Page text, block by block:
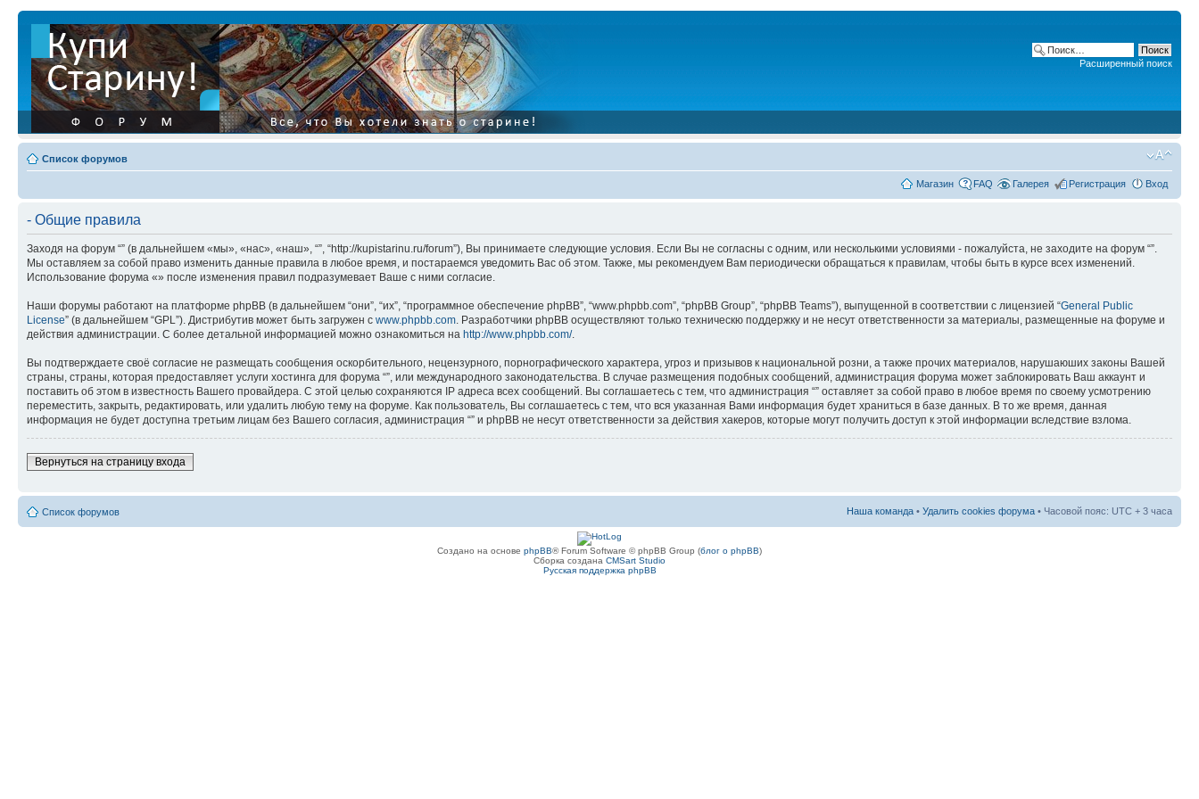
Расширенный поиск
Список форумов
Магазин FAQ Галерея Регистрация Вход
- Общие правила
Заходя на форум “” (в дальнейшем «мы», «нас», «наш», “”, “http://kupistarinu.ru/forum”), Вы принимаете следующие условия. Если Вы не согласны с одним, или несколькими условиями - пожалуйста, не заходите на форум “”.
Мы оставляем за собой право изменить данные правила в любое время, и постараемся уведомить Вас об этом. Также, мы рекомендуем Вам периодически обращаться к правилам, чтобы быть в курсе всех изменений.
Использование форума «» после изменения правил подразумевает Ваше с ними согласие.
Наши форумы работают на платформе phpBB (в дальнейшем “они”, “их”, “программное обеспечение phpBB”, “www.phpbb.com”, “phpBB Group”, “phpBB Teams”), выпущенной в соответствии с лицензией “General Public
License” (в дальнейшем “GPL”). Дистрибутив может быть загружен с www.phpbb.com. Разработчики phpBB осуществляют только техническю поддержку и не несут ответственности за материалы, размещенные на форуме и
действия администрации. С более детальной информацией можно ознакомиться на http://www.phpbb.com/.
Вы подтверждаете своё согласие не размещать сообщения оскорбительного, нецензурного, порнографического характера, угроз и призывов к национальной розни, а также прочих материалов, нарушаюших законы Вашей
страны, страны, которая предоставляет услуги хостинга для форума “”, или международного законодательства. В случае размещения подобных сообщений, администрация форума может заблокировать Ваш аккаунт и
поставить об этом в известность Вашего провайдера. С этой целью сохраняются IP адреса всех сообщений. Вы соглашаетесь с тем, что администрация “” оставляет за собой право в любое время по своему усмотрению
переместить, закрыть, редактировать, или удалить любую тему на форуме. Как пользователь, Вы соглашаетесь с тем, что вся указанная Вами информация будет храниться в базе данных. В то же время, данная
информация не будет доступна третьим лицам без Вашего согласия, администрация “” и phpBB не несут ответственности за действия хакеров, которые могут получить доступ к этой информации вследствие взлома.
Вернуться на страницу входа
Список форумов Наша команда • Удалить cookies форума • Часовой пояс: UTC + 3 часа
Создано на основе phpBB® Forum Software © phpBB Group (блог о phpBB)
Сборка создана CMSart Studio
Русская поддержка phpBB